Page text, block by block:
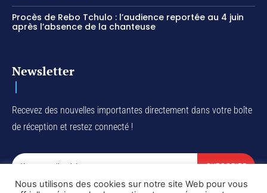
Procès de Rebo Tchulo : l’audience reportée au 4 juin
après l’absence de la chanteuse
Newsletter
Recevez des nouvelles importantes directement dans votre boîte
de réception et restez connecté !
SUBSCRIBE
Nous utilisons des cookies sur notre site Web pour vous